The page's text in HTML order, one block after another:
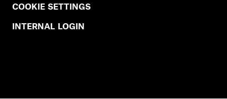
COOKIE SETTINGS
INTERNAL LOGIN